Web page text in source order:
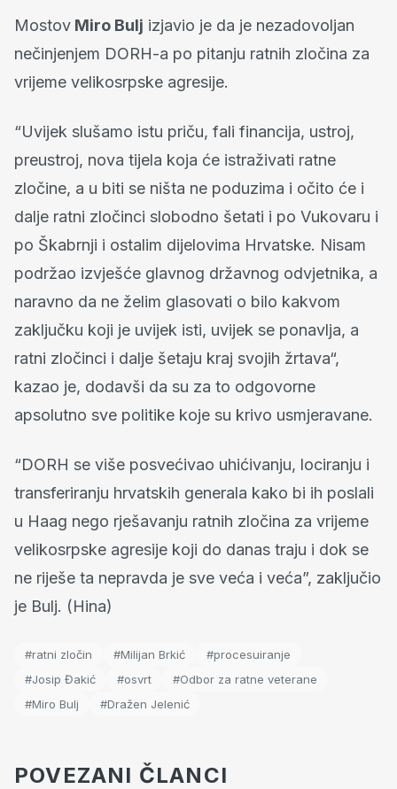
Mostov Miro Bulj izjavio je da je nezadovoljan
nečinjenjem DORH-a po pitanju ratnih zločina za
vrijeme velikosrpske agresije.
“Uvijek slušamo istu priču, fali financija, ustroj,
preustroj, nova tijela koja će istraživati ratne
zločine, a u biti se ništa ne poduzima i očito će i
dalje ratni zločinci slobodno šetati i po Vukovaru i
po Škabrnji i ostalim dijelovima Hrvatske. Nisam
podržao izvješće glavnog državnog odvjetnika, a
naravno da ne želim glasovati o bilo kakvom
zaključku koji je uvijek isti, uvijek se ponavlja, a
ratni zločinci i dalje šetaju kraj svojih žrtava“,
kazao je, dodavši da su za to odgovorne
apsolutno sve politike koje su krivo usmjeravane.
“DORH se više posvećivao uhićivanju, lociranju i
transferiranju hrvatskih generala kako bi ih poslali
u Haag nego rješavanju ratnih zločina za vrijeme
velikosrpske agresije koji do danas traju i dok se
ne riješe ta nepravda je sve veća i veća”, zaključio
je Bulj. (Hina)
#ratni zločin #Milijan Brkić
#procesuiranje
#Josip Đakić
#osvrt
#Odbor za ratne veterane
#Miro Bulj
#Dražen Jelenić
POVEZANI ČLANCI